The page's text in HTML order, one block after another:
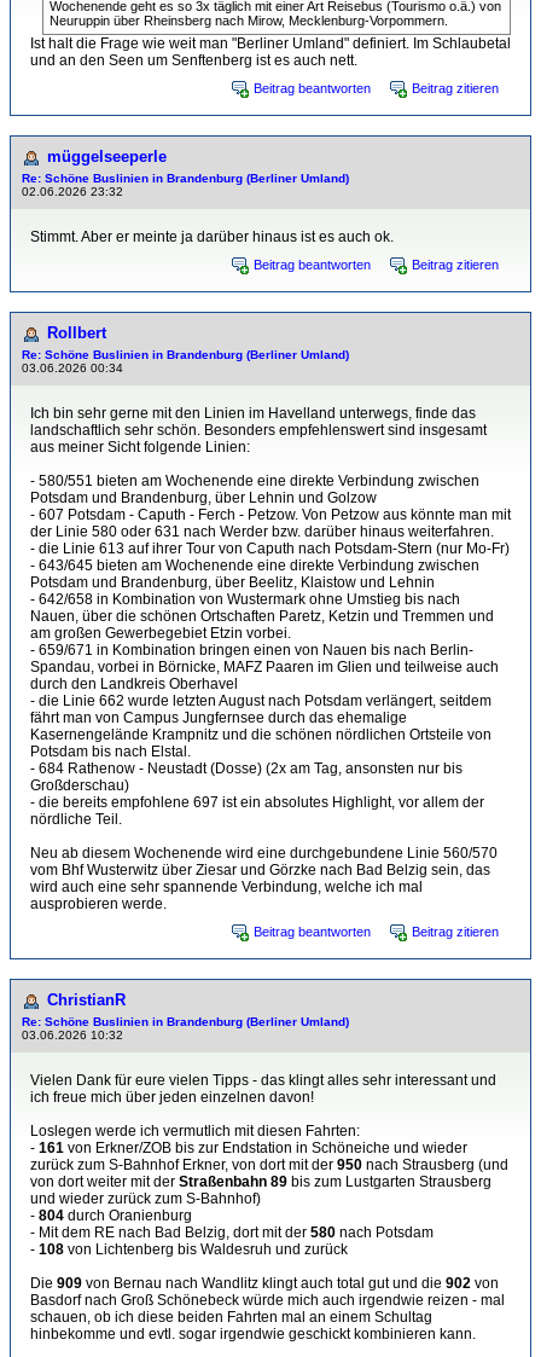
Wochenende geht es so 3x täglich mit einer Art Reisebus (Tourismo o.ä.) von
Neuruppin über Rheinsberg nach Mirow, Mecklenburg-Vorpommern.
Ist halt die Frage wie weit man "Berliner Umland" definiert. Im Schlaubetal
und an den Seen um Senftenberg ist es auch nett.
Beitrag beantworten Beitrag zitieren
müggelseeperle
Re: Schöne Buslinien in Brandenburg (Berliner Umland)
02.06.2026 23:32
Stimmt. Aber er meinte ja darüber hinaus ist es auch ok.
Beitrag beantworten Beitrag zitieren
Rollbert
Re: Schöne Buslinien in Brandenburg (Berliner Umland)
03.06.2026 00:34
Ich bin sehr gerne mit den Linien im Havelland unterwegs, finde das
landschaftlich sehr schön. Besonders empfehlenswert sind insgesamt
aus meiner Sicht folgende Linien:
- 580/551 bieten am Wochenende eine direkte Verbindung zwischen
Potsdam und Brandenburg, über Lehnin und Golzow
- 607 Potsdam - Caputh - Ferch - Petzow. Von Petzow aus könnte man mit
der Linie 580 oder 631 nach Werder bzw. darüber hinaus weiterfahren.
- die Linie 613 auf ihrer Tour von Caputh nach Potsdam-Stern (nur Mo-Fr)
- 643/645 bieten am Wochenende eine direkte Verbindung zwischen
Potsdam und Brandenburg, über Beelitz, Klaistow und Lehnin
- 642/658 in Kombination von Wustermark ohne Umstieg bis nach
Nauen, über die schönen Ortschaften Paretz, Ketzin und Tremmen und
am großen Gewerbegebiet Etzin vorbei.
- 659/671 in Kombination bringen einen von Nauen bis nach Berlin-
Spandau, vorbei in Börnicke, MAFZ Paaren im Glien und teilweise auch
durch den Landkreis Oberhavel
- die Linie 662 wurde letzten August nach Potsdam verlängert, seitdem
fährt man von Campus Jungfernsee durch das ehemalige
Kasernengelände Krampnitz und die schönen nördlichen Ortsteile von
Potsdam bis nach Elstal.
- 684 Rathenow - Neustadt (Dosse) (2x am Tag, ansonsten nur bis
Großderschau)
- die bereits empfohlene 697 ist ein absolutes Highlight, vor allem der
nördliche Teil.
Neu ab diesem Wochenende wird eine durchgebundene Linie 560/570
vom Bhf Wusterwitz über Ziesar und Görzke nach Bad Belzig sein, das
wird auch eine sehr spannende Verbindung, welche ich mal
ausprobieren werde.
Beitrag beantworten Beitrag zitieren
ChristianR
Re: Schöne Buslinien in Brandenburg (Berliner Umland)
03.06.2026 10:32
Vielen Dank für eure vielen Tipps - das klingt alles sehr interessant und
ich freue mich über jeden einzelnen davon!
Loslegen werde ich vermutlich mit diesen Fahrten:
- 161 von Erkner/ZOB bis zur Endstation in Schöneiche und wieder
zurück zum S-Bahnhof Erkner, von dort mit der 950 nach Strausberg (und
von dort weiter mit der Straßenbahn 89 bis zum Lustgarten Strausberg
und wieder zurück zum S-Bahnhof)
- 804 durch Oranienburg
- Mit dem RE nach Bad Belzig, dort mit der 580 nach Potsdam
- 108 von Lichtenberg bis Waldesruh und zurück
Die 909 von Bernau nach Wandlitz klingt auch total gut und die 902 von
Basdorf nach Groß Schönebeck würde mich auch irgendwie reizen - mal
schauen, ob ich diese beiden Fahrten mal an einem Schultag
hinbekomme und evtl. sogar irgendwie geschickt kombinieren kann.